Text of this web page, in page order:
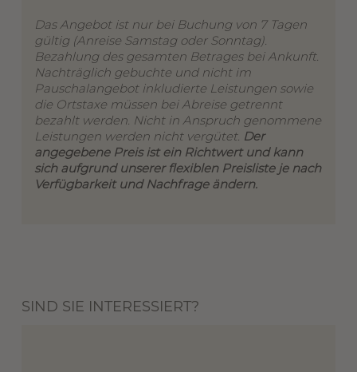
Das Angebot ist nur bei Buchung von 7 Tagen
gültig (Anreise Samstag oder Sonntag).
Bezahlung des gesamten Betrages bei Ankunft.
Nachträglich gebuchte und nicht im
Pauschalangebot inkludierte Leistungen sowie
die Ortstaxe müssen bei Abreise getrennt
bezahlt werden. Nicht in Anspruch genommene
Leistungen werden nicht vergütet. Der
angegebene Preis ist ein Richtwert und kann
sich aufgrund unserer flexiblen Preisliste je nach
Verfügbarkeit und Nachfrage ändern.
SIND SIE INTERESSIERT?